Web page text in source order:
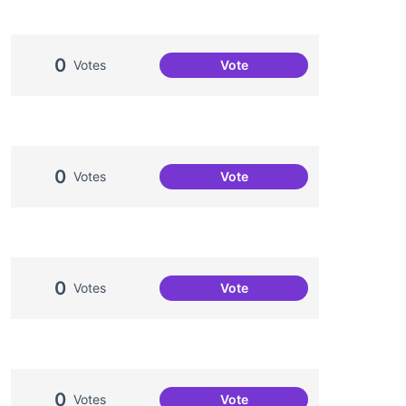
0 Votes VoteMés Festa Major!
0 Votes VoteMés processos
0 Votes VoteMés voluntariat
0 Votes Vote